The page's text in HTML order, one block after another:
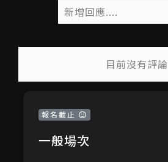
目前沒有評論
報名截止
一般場次